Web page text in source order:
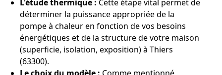
L'étude thermique : Cette étape vital permet de
déterminer la puissance appropriée de la
pompe à chaleur en fonction de vos besoins
énergétiques et de la structure de votre maison
(superficie, isolation, exposition) à Thiers
(63300).